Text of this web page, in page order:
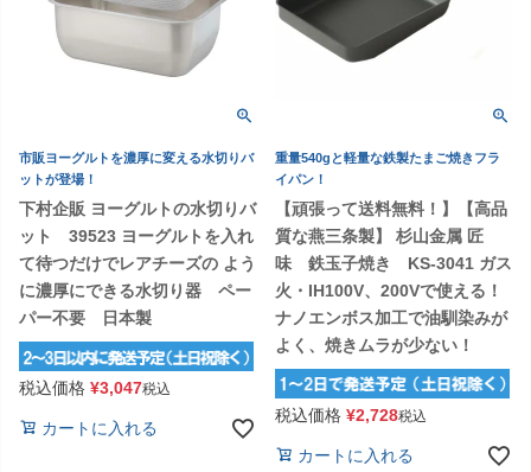
市販ヨーグルトを濃厚に変える水切りバ
ットが登場！
下村企販 ヨーグルトの水切りバ
ット 39523 ヨーグルトを入れ
て待つだけでレアチーズの よう
に濃厚にできる水切り器 ペー
パー不要 日本製
税込価格 ¥3,047税込
カートに入れる
重量540gと軽量な鉄製たまご焼きフラ
イパン！
【頑張って送料無料！】【高品
質な燕三条製】 杉山金属 匠
味 鉄玉子焼き KS-3041 ガス
火・IH100V、200Vで使える！
ナノエンボス加工で油馴染みが
よく、焼きムラが少ない！
税込価格 ¥2,728税込
カートに入れる